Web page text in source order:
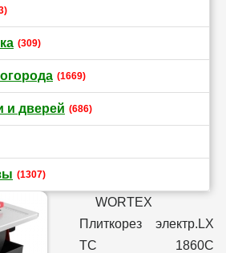
(309)
(1669)
и дверей (686)
(1307)
WORTEX
Плиткорез электр.LX
TC 1860C